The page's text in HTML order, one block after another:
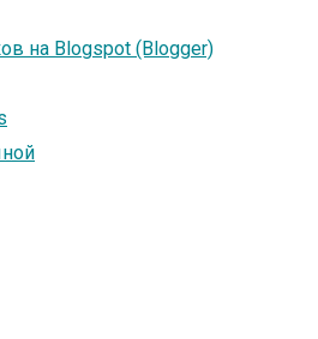
на Blogspot (Blogger)